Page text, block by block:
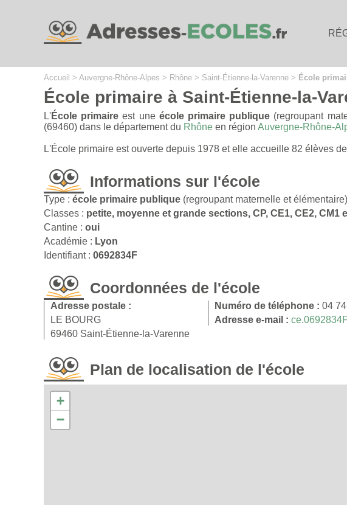
Accueil > Auvergne-Rhône-Alpes > Rhône > Saint-Étienne-la-Varenne > École
École primaire à Saint-Étienne-la-
L'École primaire est une école primaire publique (regroupant
(69460) dans le département du Rhône en région Auvergne-Rhône-
L'École primaire est ouverte depuis 1978 et elle accueille 82 élèves
Informations sur l'école
Type : école primaire publique (regroupant maternelle et élémentaire)
Classes : petite, moyenne et grande sections, CP, CE1, CE2, CM1
Cantine : oui
Académie : Lyon
Identifiant : 0692834F
Coordonnées de l'école
Adresse postale :
LE BOURG
69460 Saint-Étienne-la-Varenne
Numéro de téléphone : 04
Adresse e-mail :
Plan de localisation de l'école
+
−